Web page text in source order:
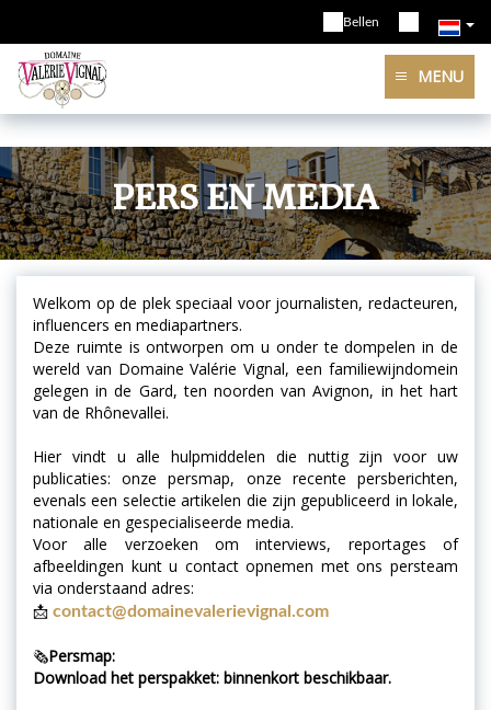
Bellen
MENU
PERS EN MEDIA
Welkom op de plek speciaal voor journalisten, redacteuren,
influencers en mediapartners.
Deze ruimte is ontworpen om u onder te dompelen in de
wereld van Domaine Valérie Vignal, een familiewijndomein
gelegen in de Gard, ten noorden van Avignon, in het hart
van de Rhônevallei.
Hier vindt u alle hulpmiddelen die nuttig zijn voor uw
publicaties: onze persmap, onze recente persberichten,
evenals een selectie artikelen die zijn gepubliceerd in lokale,
nationale en gespecialiseerde media.
Voor alle verzoeken om interviews, reportages of
afbeeldingen kunt u contact opnemen met ons persteam
via onderstaand adres:
📩 contact@domainevalerievignal.com
🗞️Persmap:
Download het perspakket: binnenkort beschikbaar.